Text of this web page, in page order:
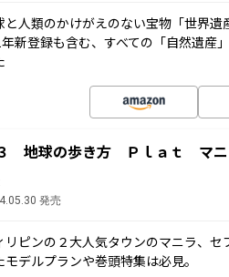
と人類のかけがえのない宝物「世界
新登録も含む、すべての「自然遺産
地球の歩き方 Ｐｌａｔ マ
発売
リピンの２大人気タウンのマニラ、
モデルプランや巻頭特集は必見。